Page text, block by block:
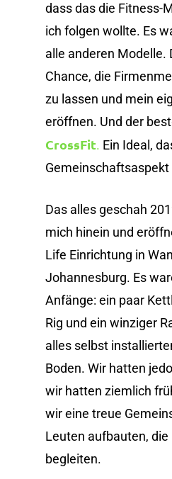
dass das die Fitness-
ich folgen wollte. Es
alle anderen Modelle.
Chance, die
zu lassen und mein
eröffnen. Und der
CrossFit. Ein Ideal,
Das alles geschah
mich hinein und
Life Einrichtung in
Johannesburg. Es
Anfänge: ein paar
Rig und ein winziger
alles selbst
Boden. Wir hatten
wir hatten ziemlich
wir eine treue
Leuten aufbauten, die
begleiten.